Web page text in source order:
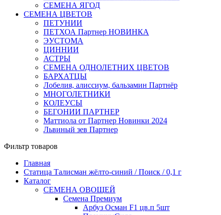
СЕМЕНА ЯГОД
СЕМЕНА ЦВЕТОВ
ПЕТУНИИ
ПЕТХОА Партнер НОВИНКА
ЭУСТОМА
ЦИННИИ
АСТРЫ
СЕМЕНА ОДНОЛЕТНИХ ЦВЕТОВ
БАРХАТЦЫ
Лобелия, алиссиум, бальзамин Партнёр
МНОГОЛЕТНИКИ
КОЛЕУСЫ
БЕГОНИИ ПАРТНЕР
Маттиола от Партнер Новинки 2024
Львиный зев Партнер
Фильтр товаров
Главная
Статица Талисман жёлто-синий / Поиск / 0,1 г
Каталог
СЕМЕНА ОВОЩЕЙ
Семена Премиум
Арбуз Осман F1 цв.п 5шт